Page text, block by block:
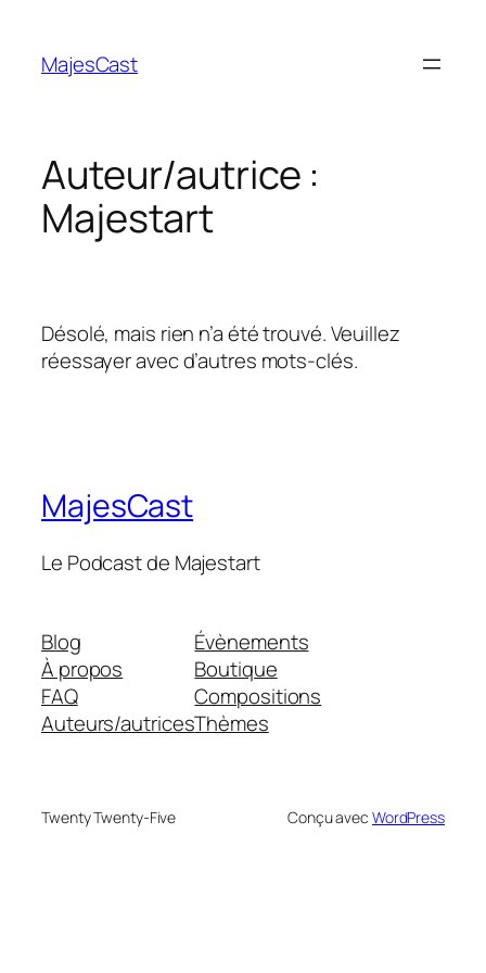
contenu
MajesCast
Auteur/autrice :
Majestart
Désolé, mais rien n’a été trouvé. Veuillez
réessayer avec d’autres mots-clés.
MajesCast
Le Podcast de Majestart
Blog
À propos
FAQ
Auteurs/autrices
Évènements
Boutique
Compositions
Thèmes
Twenty Twenty-Five Conçu avec WordPress